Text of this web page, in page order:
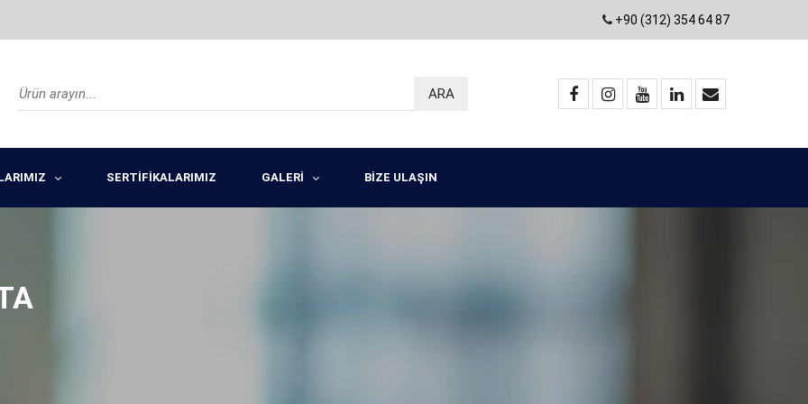
+90 (312) 354 64 87
SERTİFİKALARIMIZ GALERİ BİZE ULAŞIN